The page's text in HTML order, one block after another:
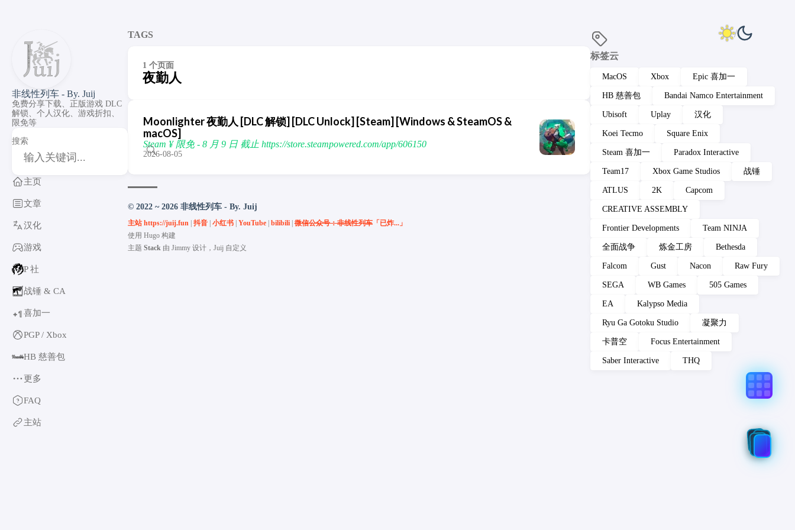
非线性列车 - By. Juij
免费分享下载、正版游戏 DLC
解锁、个人汉化、游戏折扣、
限免等
搜索
主页
文章
汉化
游戏
P 社
战锤 & CA
+1喜加一
PGP / Xbox
HB 慈善包
更多
FAQ
主站
标签云
MacOS Xbox Epic 喜加一
HB 慈善包 Bandai Namco Entertainment
Ubisoft Uplay 汉化
Koei Tecmo Square Enix
Steam 喜加一 Paradox Interactive
Team17 Xbox Game Studios 战锤
ATLUS 2K Capcom
CREATIVE ASSEMBLY
Frontier Developments Team NINJA
全面战争 炼金工房 Bethesda
Falcom Gust Nacon Raw Fury
SEGA WB Games 505 Games
EA Kalypso Media
Ryu Ga Gotoku Studio 凝聚力
卡普空 Focus Entertainment
Saber Interactive THQ
TAGS
1 个页面
夜勤人
Moonlighter 夜勤人 [DLC 解锁] [DLC Unlock] [Steam] [Windows & SteamOS &
macOS]
Steam ¥ 限免 - 8 月 9 日 截止 https://store.steampowered.com/app/606150
2026-08-05
© 2022 ~ 2026 非线性列车 - By. Juij
主站 https://juij.fun| 抖音| 小红书| YouTube| bilibili|微信公众号：非线性列车「已炸...」
使用 Hugo构建
主题 Stack由 Jimmy设计，Juij 自定义